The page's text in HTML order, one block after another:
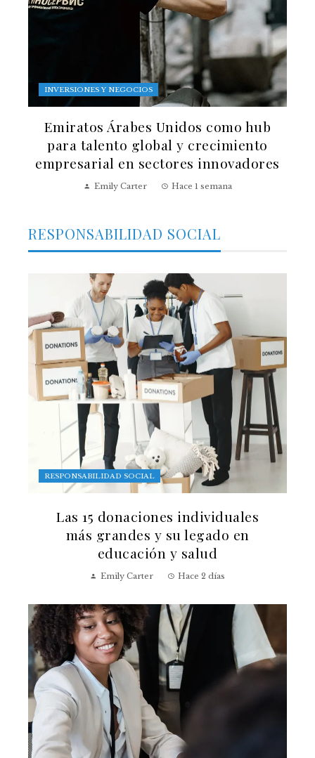
INVERSIONES Y NEGOCIOS
Emiratos Árabes Unidos como hub
para talento global y crecimiento
empresarial en sectores innovadores
Emily Carter Hace 1 semana
RESPONSABILIDAD SOCIAL
RESPONSABILIDAD SOCIAL
Las 15 donaciones individuales
más grandes y su legado en
educación y salud
Emily Carter Hace 2 días